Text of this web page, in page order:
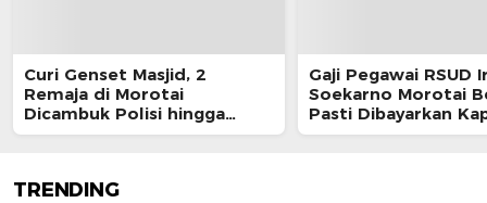
Curi Genset Masjid, 2
Remaja di Morotai
Dicambuk Polisi hingga
Berdarah
Gaji Pegawai RSUD
Soekarno Morotai
Pasti Dibayarkan
TRENDING